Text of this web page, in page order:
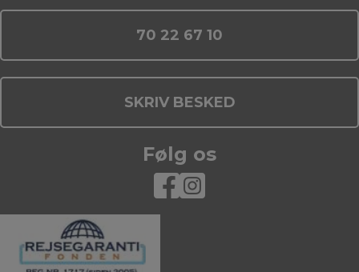
70 22 67 10
SKRIV BESKED
Følg os